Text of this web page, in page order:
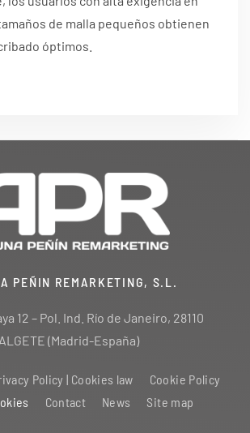
de malla pequeños obtienen
óptimos.
PEÑIN REMARKETING, S.L.
12 – Pol. Ind. Río de Janeiro, 28110
ALGETE (Madrid-España)
Policy | Cookies law
Cookie Policy
Contact News Site map